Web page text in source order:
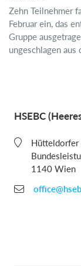
Zehn Teilnehmer
Februar ein, das
Gruppe
ungeschlagen aus
HSEBC
Hütteldorfer
1140 Wien